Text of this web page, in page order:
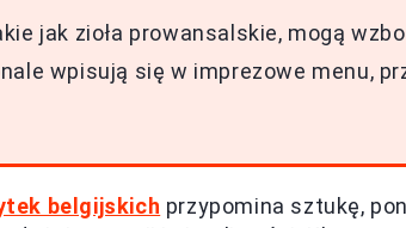
jak zioła prowansalskie, mogą
wpisują się w imprezowe menu,
belgijskich przypomina sztukę,